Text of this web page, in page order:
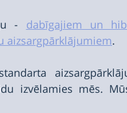
- dabīgajiem un
aizsargpārklājumiem.
izvēlamies mēs.